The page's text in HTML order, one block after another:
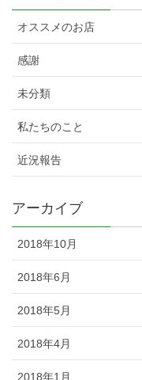
オススメのお店
感謝
未分類
私たちのこと
近況報告
アーカイブ
2018年10月
2018年6月
2018年5月
2018年4月
2018年1月